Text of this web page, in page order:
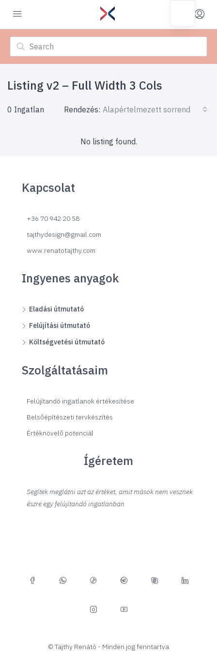
Listing v2 – Full Width 3 Cols
0 Ingatlan Rendezés: Alapértelmezett sorrend
No listing found.
Kapcsolat
+36 70 942 20 58
tajthydesign@gmail.com
www.renatotajthy.com
Ingyenes anyagok
Eladási útmutató
Felújítási útmutató
Költségvetési útmutató
Szolgáltatásaim
Felújítandó ingatlanok értékesítése
Belsőépítészeti tervkészítés
Értéknövelő potenciál
Ígéretem
Segítek meglátni azt az értéket, amit mások nem vesznek
észre egy felújítandó ingatlanban
© Tajthy Renátó - Minden jog fenntartva